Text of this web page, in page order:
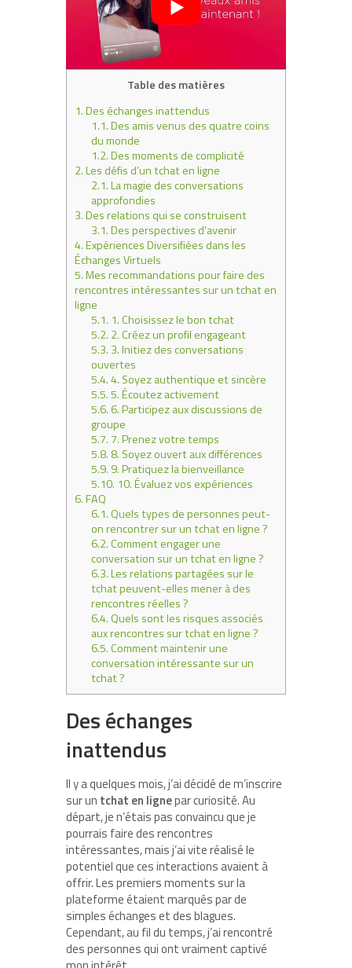
Table des matières
1.Des échanges inattendus
1.1.Des amis venus des quatre coins
du monde
1.2.Des moments de complicité
2.Les défis d’un tchat en ligne
2.1.La magie des conversations
approfondies
3.Des relations qui se construisent
3.1.Des perspectives d’avenir
4.Expériences Diversifiées dans les
Échanges Virtuels
5.Mes recommandations pour faire des
rencontres intéressantes sur un tchat en
ligne
5.1. 1. Choisissez le bon tchat
5.2. 2. Créez un profil engageant
5.3. 3. Initiez des conversations
ouvertes
5.4.4. Soyez authentique et sincère
5.5.5. Écoutez activement
5.6.6. Participez aux discussions de
groupe
5.7. 7. Prenez votre temps
5.8. 8. Soyez ouvert aux différences
5.9. 9. Pratiquez la bienveillance
5.10. 10. Évaluez vos expériences
6.FAQ
6.1.Quels types de personnes peut-
on rencontrer sur un tchat en ligne ?
6.2.Comment engager une
conversation sur un tchat en ligne ?
6.3.Les relations partagées sur le
tchat peuvent-elles mener à des
rencontres réelles ?
6.4.Quels sont les risques associés
aux rencontres sur tchat en ligne ?
6.5.Comment maintenir une
conversation intéressante sur un
tchat ?
Des échanges
inattendus
Il y a quelques mois, j’ai décidé de m’inscrire
sur un tchat en lignepar curiosité. Au
départ, je n’étais pas convaincu que je
pourrais faire des rencontres
intéressantes, mais j’ai vite réalisé le
potentiel que ces interactions avaient à
offrir. Les premiers moments sur la
plateforme étaient marqués par de
simples échanges et des blagues.
Cependant, au fil du temps, j’ai rencontré
des personnes qui ont vraiment captivé